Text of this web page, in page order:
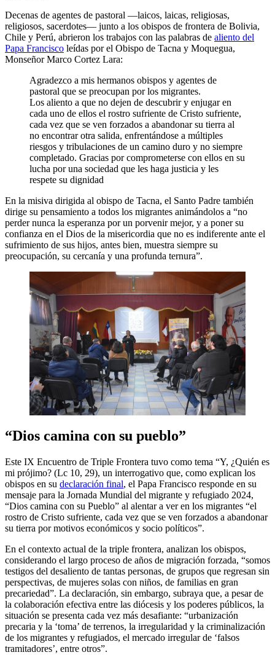
Decenas de agentes de pastoral —laicos, laicas, religiosas,
religiosos, sacerdotes— junto a los obispos de frontera de Bolivia,
Chile y Perú, abrieron los trabajos con las palabras de aliento del
Papa Francisco leídas por el Obispo de Tacna y Moquegua,
Monseñor Marco Cortez Lara:
Agradezco a mis hermanos obispos y agentes de
pastoral que se preocupan por los migrantes.
Los aliento a que no dejen de descubrir y enjugar en
cada uno de ellos el rostro sufriente de Cristo sufriente,
cada vez que se ven forzados a abandonar su tierra al
no encontrar otra salida, enfrentándose a múltiples
riesgos y tribulaciones de un camino duro y no siempre
completado. Gracias por comprometerse con ellos en su
lucha por una sociedad que les haga justicia y les
respete su dignidad
En la misiva dirigida al obispo de Tacna, el Santo Padre también
dirige su pensamiento a todos los migrantes animándolos a “no
perder nunca la esperanza por un porvenir mejor, y a poner su
confianza en el Dios de la misericordia que no es indiferente ante el
sufrimiento de sus hijos, antes bien, muestra siempre su
preocupación, su cercanía y una profunda ternura”.
“Dios camina con su pueblo”
Este IX Encuentro de Triple Frontera tuvo como tema “Y, ¿Quién es
mi prójimo? (Lc 10, 29), un interrogativo que, como explican los
obispos en su declaración final, el Papa Francisco responde en su
mensaje para la Jornada Mundial del migrante y refugiado 2024,
“Dios camina con su Pueblo” al alentar a ver en los migrantes “el
rostro de Cristo sufriente, cada vez que se ven forzados a abandonar
su tierra por motivos económicos y socio políticos”.
En el contexto actual de la triple frontera, analizan los obispos,
considerando el largo proceso de años de migración forzada, “somos
testigos del desaliento de tantas personas, de grupos que regresan sin
perspectivas, de mujeres solas con niños, de familias en gran
precariedad”. La declaración, sin embargo, subraya que, a pesar de
la colaboración efectiva entre las diócesis y los poderes públicos, la
situación se presenta cada vez más desafiante: “urbanización
precaria y la ‘toma’ de terrenos, la irregularidad y la criminalización
de los migrantes y refugiados, el mercado irregular de ‘falsos
tramitadores’, entre otros”.